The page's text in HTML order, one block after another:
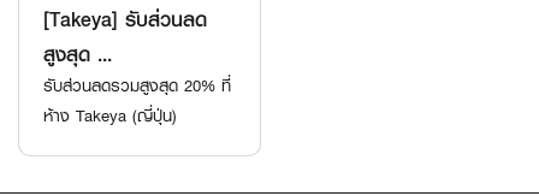
[Takeya] รับส่วนลด
สูงสุด ...
รับส่วนลดรวมสูงสุด 20% ที่
ห้าง Takeya (ญี่ปุ่น)